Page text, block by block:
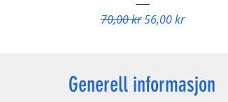
Vanlig pris
70,00 krSalgspris
56,00 kr
Generell informasjon